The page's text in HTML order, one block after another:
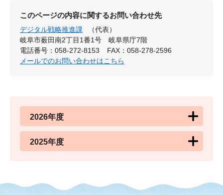
このページの内容に関するお問い合わせ先
デジタル戦略推進課
（代表）
岐阜市薮田南2丁目1番1号 岐阜県庁7階
電話番号：058-272-8153
FAX：058-278-2596
メールでのお問い合わせはこちら
2026年度
2025年度